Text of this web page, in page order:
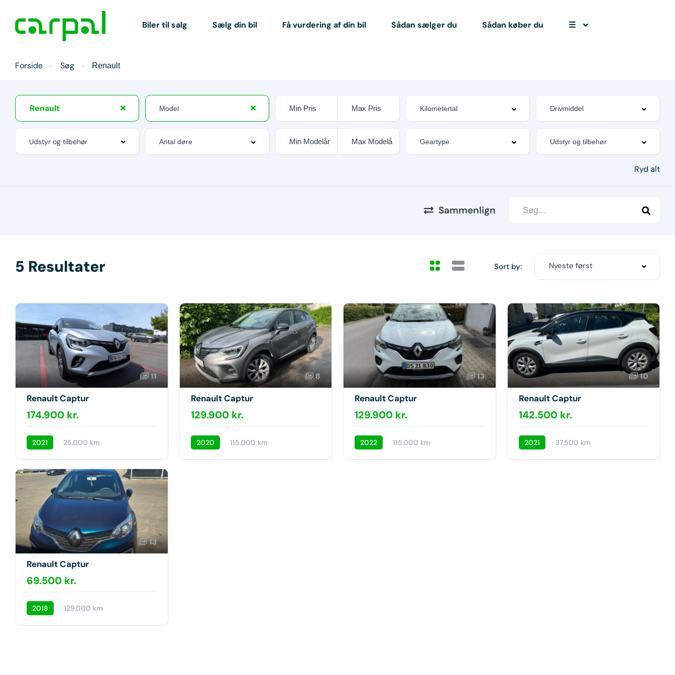
Biler til salg Sælg din bil Få vurdering af din bil Sådan sælger du Sådan køber du ☰
Forside Søg Renault
Renault
Udstyr og tilbehør
Ryd alt
Sammenlign
5 Resultater Sort by: Nyeste først
11
Renault Captur
174.900 kr.
2021 25.000 km
8
Renault Captur
129.900 kr.
2020 115.000 km
13
Renault Captur
129.900 kr.
2022 115.000 km
10
Renault Captur
142.500 kr.
2021 37.500 km
13
Renault Captur
69.500 kr.
2018 129.000 km